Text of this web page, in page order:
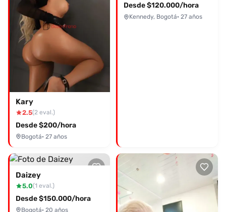
Kary
2.5(2 eval.)
Desde $200/hora
Bogotá· 27 años
Desde $120.000/hora
Kennedy, Bogotá· 27 años
Daizey
5.0(1 eval.)
Desde $150.000/hora
Bogotá· 20 años